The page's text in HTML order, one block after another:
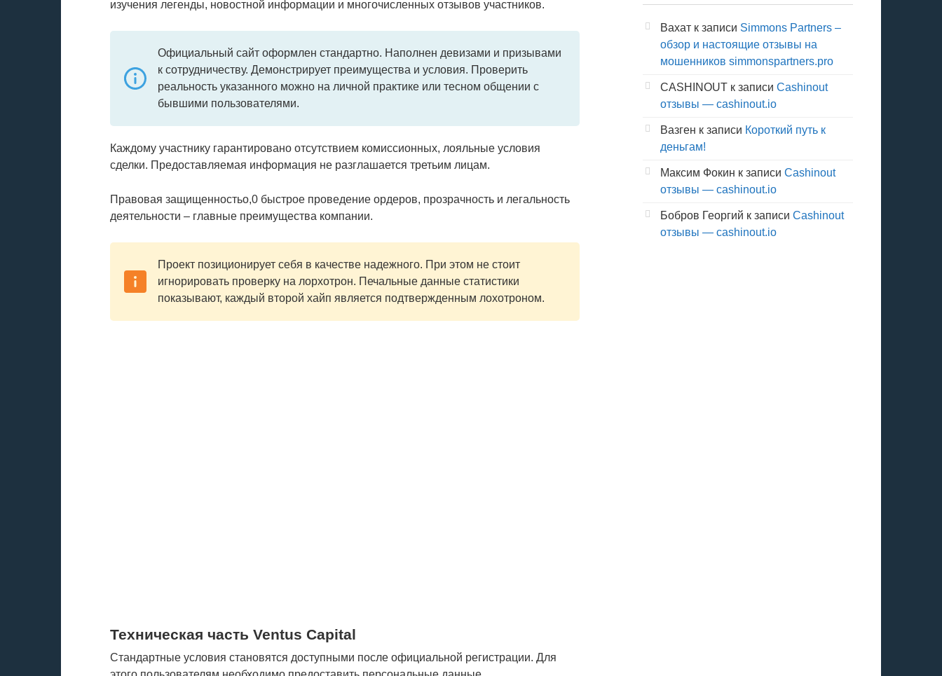
изучения легенды, новостной информации и многочисленных отзывов участников.
Официальный сайт оформлен стандартно. Наполнен девизами и призывами
к сотрудничеству. Демонстрирует преимущества и условия. Проверить
реальность указанного можно на личной практике или тесном общении с
бывшими пользователями.
Каждому участнику гарантировано отсутствием комиссионных, лояльные условия
сделки. Предоставляемая информация не разглашается третьим лицам.
Правовая защищенностьо,0 быстрое проведение ордеров, прозрачность и легальность
деятельности – главные преимущества компании.
Проект позиционирует себя в качестве надежного. При этом не стоит
игнорировать проверку на лорхотрон. Печальные данные статистики
показывают, каждый второй хайп является подтвержденным лохотроном.
Техническая часть Ventus Capital
Стандартные условия становятся доступными после официальной регистрации. Для
Вахат к записи Simmons Partners –
обзор и настоящие отзывы на
мошенников simmonspartners.pro
CASHINOUT к записи Cashinout
отзывы — cashinout.io
Вазген к записи Короткий путь к
деньгам!
Максим Фокин к записи Cashinout
отзывы — cashinout.io
Бобров Георгий к записи Cashinout
отзывы — cashinout.io